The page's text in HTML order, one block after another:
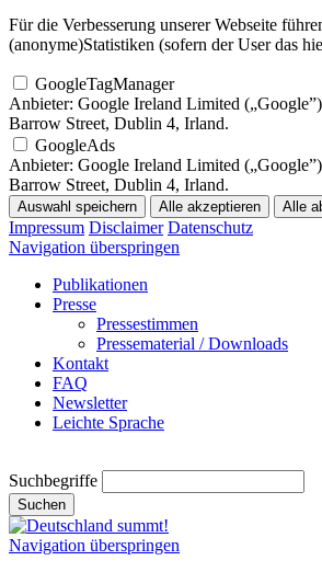
Für die Verbesserung unserer Webseite
(anonyme)Statistiken (sofern der User das
GoogleTagManager
Anbieter: Google Ireland Limited
Barrow Street, Dublin 4, Irland.
GoogleAds
Anbieter: Google Ireland Limited
Barrow Street, Dublin 4, Irland.
Auswahl speichern Alle akzeptieren Alle
Impressum Disclaimer Datenschutz
Navigation überspringen
Publikationen
Presse
Pressestimmen
Pressematerial / Downloads
Kontakt
FAQ
Newsletter
Leichte Sprache
Suchbegriffe
Suchen
Navigation überspringen